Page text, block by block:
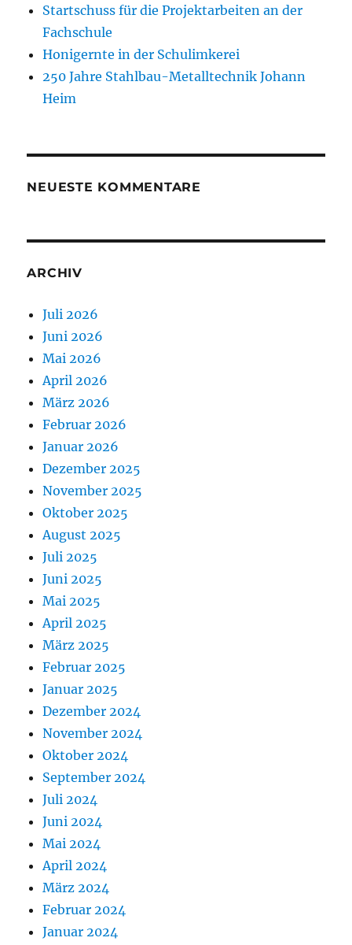
Startschuss für die Projektarbeiten an der
Fachschule
Honigernte in der Schulimkerei
250 Jahre Stahlbau-Metalltechnik Johann
Heim
NEUESTE KOMMENTARE
ARCHIV
Juli 2026
Juni 2026
Mai 2026
April 2026
März 2026
Februar 2026
Januar 2026
Dezember 2025
November 2025
Oktober 2025
August 2025
Juli 2025
Juni 2025
Mai 2025
April 2025
März 2025
Februar 2025
Januar 2025
Dezember 2024
November 2024
Oktober 2024
September 2024
Juli 2024
Juni 2024
Mai 2024
April 2024
März 2024
Februar 2024
Januar 2024